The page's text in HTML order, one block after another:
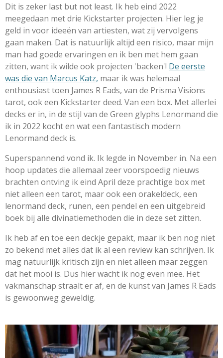
Dit is zeker last but not least. Ik heb eind 2022
meegedaan met drie Kickstarter projecten. Hier leg je
geld in voor ideeën van artiesten, wat zij vervolgens
gaan maken. Dat is natuurlijk altijd een risico, maar mijn
man had goede ervaringen en ik ben met hem gaan
zitten, want ik wilde ook projecten 'backen'! De eerste
was die van Marcus Katz, maar ik was helemaal
enthousiast toen James R Eads, van de Prisma Visions
tarot, ook een Kickstarter deed. Van een box. Met allerlei
decks er in, in de stijl van de Green glyphs Lenormand die
ik in 2022 kocht en wat een fantastisch modern
Lenormand deck is.
Superspannend vond ik. Ik legde in November in. Na een
hoop updates die allemaal zeer voorspoedig nieuws
brachten ontving ik eind April deze prachtige box met
niet alleen een tarot, maar ook een orakeldeck, een
lenormand deck, runen, een pendel en een uitgebreid
boek bij alle divinatiemethoden die in deze set zitten.
Ik heb af en toe een deckje gepakt, maar ik ben nog niet
zo bekend met alles dat ik al een review kan schrijven. Ik
mag natuurlijk kritisch zijn en niet alleen maar zeggen
dat het mooi is. Dus hier wacht ik nog even mee. Het
vakmanschap straalt er af, en de kunst van James R Eads
is gewoonweg geweldig.